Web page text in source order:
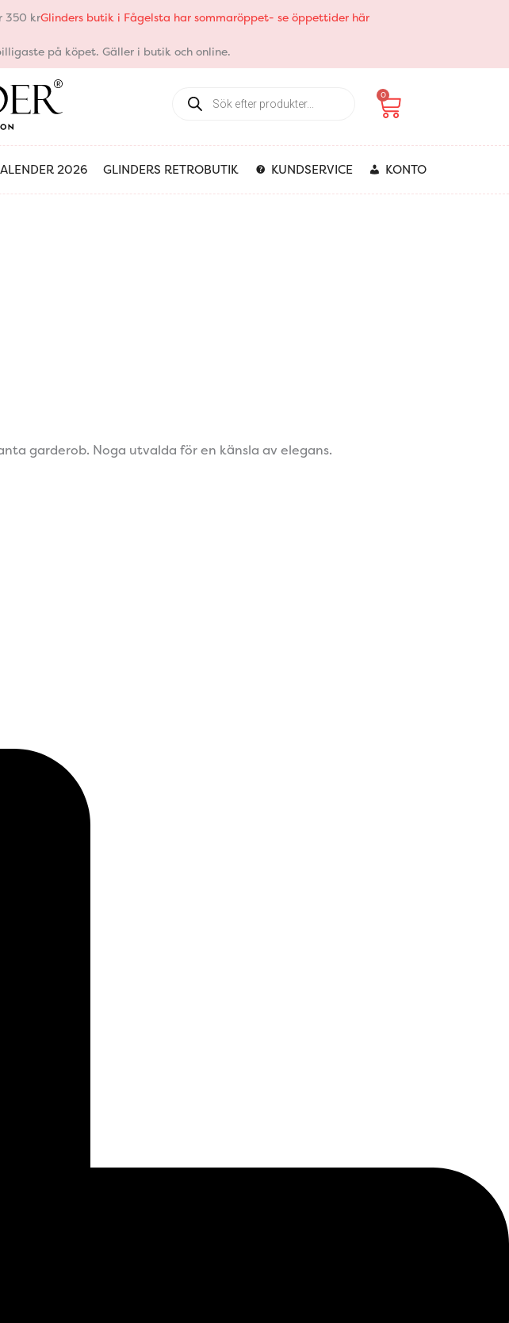
350 krGlinders butik i Fågelsta har sommaröppet- se öppettider här
på köpet. Gäller i butik och online.
search
0
Varukorg
2026 GLINDERS RETROBUTIK KUNDSERVICE KONTO
garderob. Noga utvalda för en känsla av elegans.